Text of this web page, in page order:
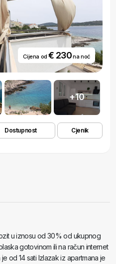
Cijena od€ 230na noć
+10
Dostupnost Cjenik
u iznosu od 30% od ukupnog
gotovinom ili na račun internet
od 14 sati Izlazak iz apartmana je